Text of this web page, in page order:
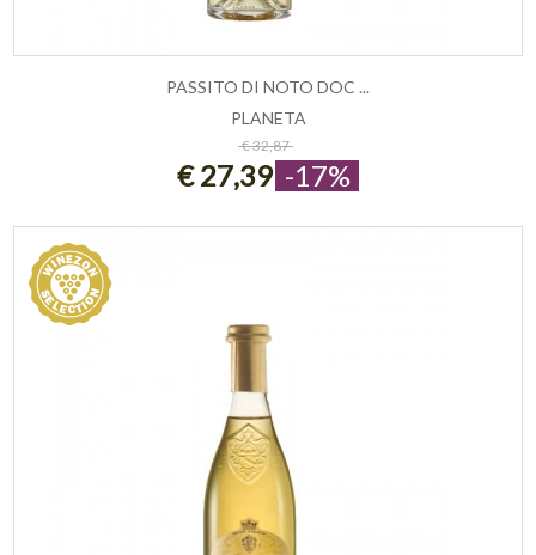
ESAURITO
PASSITO DI NOTO DOC ...
PLANETA
€ 32,87
€ 27,39 -17%